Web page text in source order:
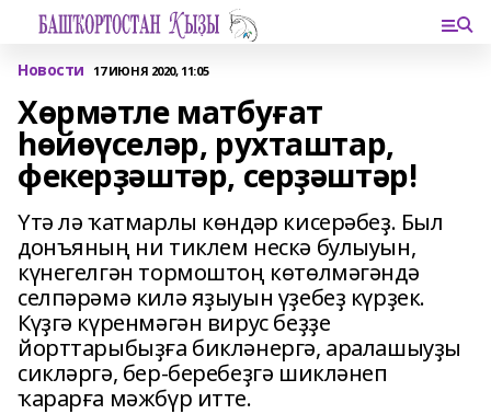
Новости 17 ИЮНЯ 2020, 11:05
Хөрмәтле матбуғат
һөйөүселәр, рухташтар,
фекерҙәштәр, серҙәштәр!
Үтә лә ҡатмарлы көндәр кисерәбеҙ. Был
донъяның ни тиклем нескә булыуын,
күнегелгән тормоштоң көтөлмәгәндә
селпәрәмә килә яҙыуын үҙебеҙ күрҙек.
Күҙгә күренмәгән вирус беҙҙе
йорттарыбыҙға бикләнергә, аралашыуҙы
сикләргә, бер-беребеҙгә шикләнеп
ҡарарға мәжбүр итте.